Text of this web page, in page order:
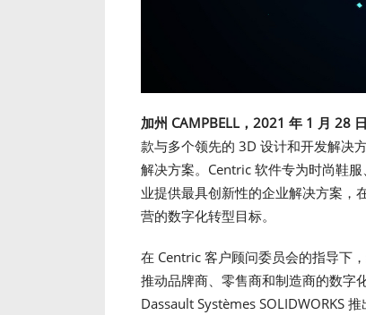
加州 CAMPBELL，2021 年 1 月 28 日
款与多个领先的 3D 设计和开发解决
解决方案。Centric 软件专为时尚鞋
业提供最具创新性的企业解决方案，
营的数字化转型目标。
在 Centric 客户顾问委员会的指导下
推动品牌商、零售商和制造商的数字
Dassault Systèmes SOLIDWORKS